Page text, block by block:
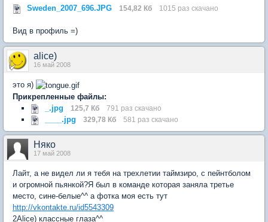
Sweden_2007_696.JPG 154,82 Кб 1015 раз скачано
Вид в профиль =)
alice)
16 май 2008
это я)
Прикрепленные файлы:
_.jpg
125,7 Кб 791 раз скачано
____.jpg 329,78 Кб 581 раз скачано
Няко
17 май 2008
Лайт, а не видел ли я тебя на трехлетии таймзиро, с пейнтболом
и огромной пьянкой?Я был в команде которая заняла третье
место, сине-белые^^ а фотка моя есть тут
http://vkontakte.ru/id5543309
2Alice) классные глаза^^